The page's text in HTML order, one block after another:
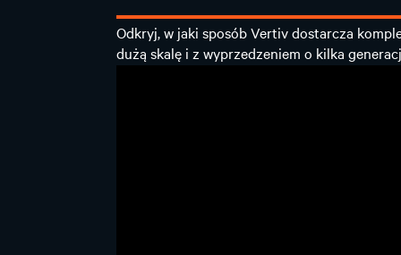
Odkryj, w jaki sposób Vertiv dostarcza
dużą skalę i z wyprzedzeniem o kilka